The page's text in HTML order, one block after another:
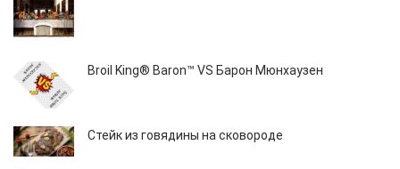
Broil King® Baron™ VS Барон Мюнхаузен
Стейк из говядины на сковороде